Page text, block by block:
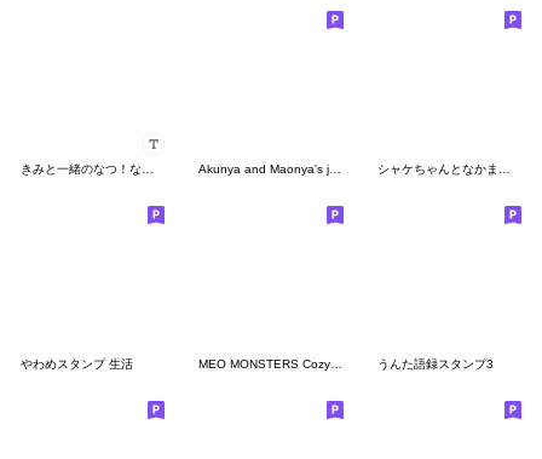
やわめスタンプ 生活 MEO MONSTERS Cozy Moment 2 うんた語録スタンプ3